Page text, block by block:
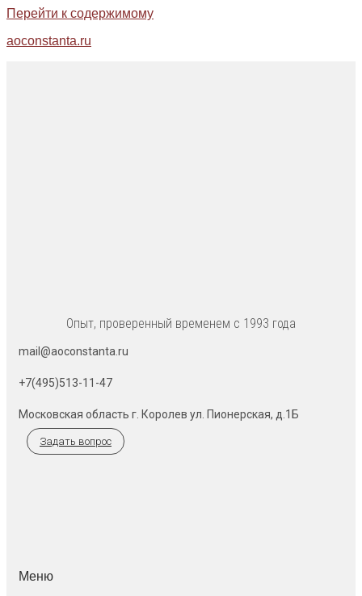
Перейти к содержимому
aoconstanta.ru
Опыт, проверенный временем с 1993 года
mail@aoconstanta.ru
+7(495)513-11-47
Московская область г. Королев ул. Пионерская, д.1Б
Задать вопрос
Меню